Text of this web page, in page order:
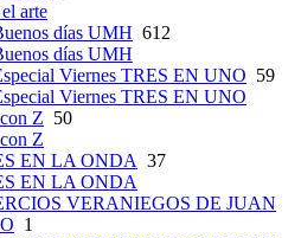
arte
días UMH 612
días UMH
Viernes TRES EN UNO 59
Viernes TRES EN UNO
Z 50
Z
EN LA ONDA 37
EN LA ONDA
VERANIEGOS DE JUAN
1